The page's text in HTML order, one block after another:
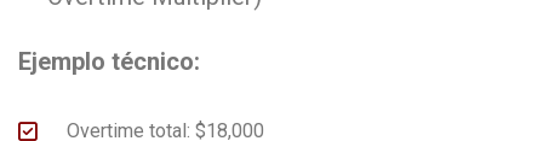
Ejemplo técnico:
Overtime total: $18,000